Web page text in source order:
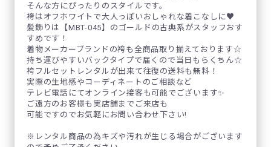
そんな方にぴったりのスタイルです。
袴はオフホワイトで大人っぽいおしゃれな着こなしに♥
髪飾りは【MBT-045】のゴールドの古典系がスタッフおす
すめです！
着物メーカーブランドの袴も全商品取り揃えております☆
持ち運びやすいバックタイプで届くので当日もらくちん☆
袴フルセットレンタルが出来て往復の送料も無料！
実際の生地感やコーディネートのご相談など
テレビ電話にてオンライン接客も可能でございます✨
ご遠方のお客様も実店舗までご来店も
可能ですのでお気軽にお問い合わせ下さい!
※レンタル商品の為キズや汚れが生じる場合がございます